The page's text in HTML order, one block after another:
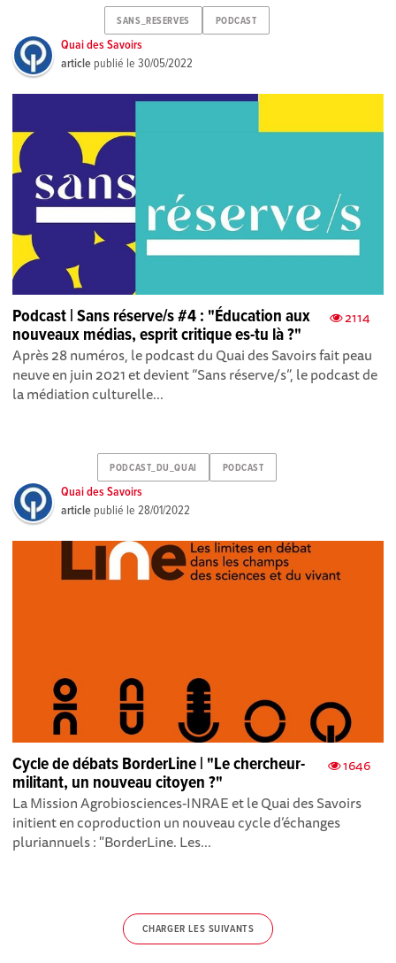
SANS_RESERVES PODCAST
Quai des Savoirs
article publié le30/05/2022
2114
Podcast | Sans réserve/s #4 : "Éducation aux
nouveaux médias, esprit critique es-tu là ?"
Après 28 numéros , le podcast du Quai des Savoirs fait peau
neuve en juin 2021 et devient “Sans réserve/s”, le podcast de
la médiation culturelle...
PODCAST_DU_QUAI PODCAST
Quai des Savoirs
article publié le28/01/2022
1646
Cycle de débats BorderLine | "Le chercheur-
militant, un nouveau citoyen ?"
La Mission Agrobiosciences-INRAE et le Quai des Savoirs
initient en coproduction un nouveau cycle d’échanges
pluriannuels : "BorderLin e. Les...
CHARGER LES SUIVANTS